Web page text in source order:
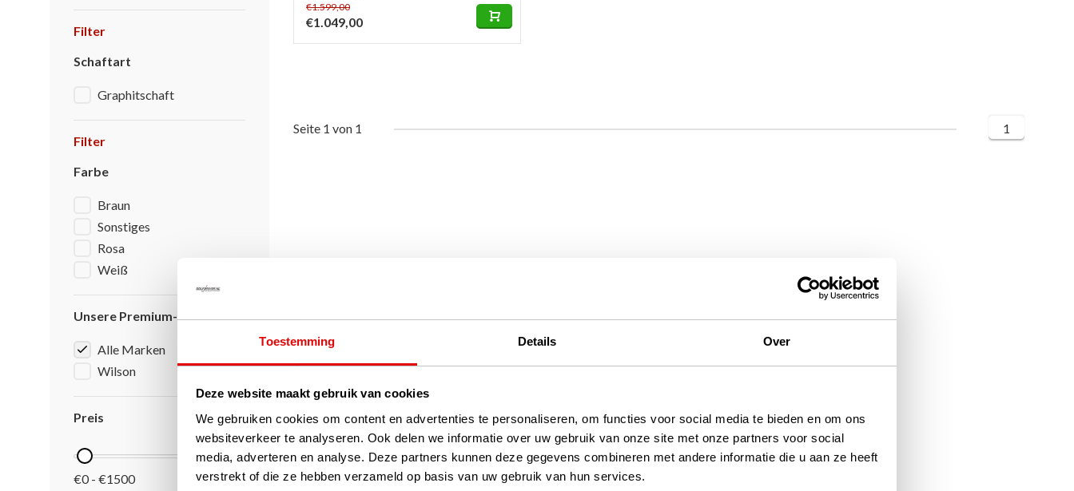
Toestemming Details Over
Deze website maakt gebruik van cookies
We gebruiken cookies om content en advertenties te personaliseren, om functies voor social media te bieden en om ons
websiteverkeer te analyseren. Ook delen we informatie over uw gebruik van onze site met onze partners voor social
media, adverteren en analyse. Deze partners kunnen deze gegevens combineren met andere informatie die u aan ze heeft
verstrekt of die ze hebben verzameld op basis van uw gebruik van hun services.
Filter
Schaftart
Graphitschaft
Filter
Farbe
Braun
Sonstiges
Rosa
Weiß
Unsere Premium-Marken
Alle Marken
Wilson
Preis
€0 - €1500
€1.599,00
€1.049,00
Seite 1 von 1 1